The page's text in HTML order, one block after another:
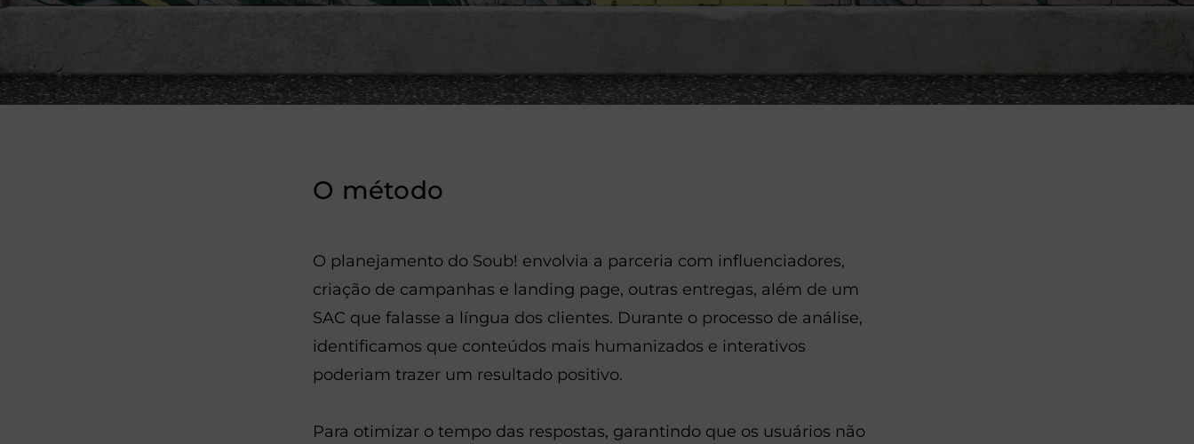
O método
O planejamento do Soub! envolvia a parceria com influenciadores,
criação de campanhas e landing page, outras entregas, além de um
SAC que falasse a língua dos clientes. Durante o processo de análise,
identificamos que conteúdos mais humanizados e interativos
poderiam trazer um resultado positivo.
Para otimizar o tempo das respostas, garantindo que os usuários não